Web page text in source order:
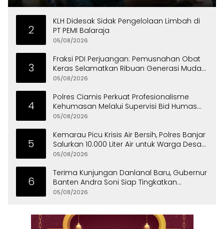
2
KLH Didesak Sidak Pengelolaan Limbah di
PT PEMI Balaraja
05/08/2026
3
Fraksi PDI Perjuangan: Pemusnahan Obat
Keras Selamatkan Ribuan Generasi Muda
Tangsel
05/08/2026
4
Polres Ciamis Perkuat Profesionalisme
Kehumasan Melalui Supervisi Bid Humas
Polda Jabar
05/08/2026
5
Kemarau Picu Krisis Air Bersih, Polres Banjar
Salurkan 10.000 Liter Air untuk Warga Desa
Binangun
05/08/2026
6
Terima Kunjungan Danlanal Baru, Gubernur
Banten Andra Soni Siap Tingkatkan
Kolaborasi
05/08/2026